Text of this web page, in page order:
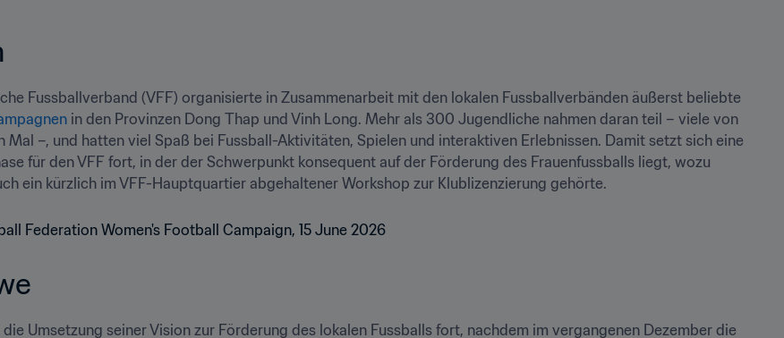
in den Provinzen Dong Thap und Vinh Long. Mehr als 300 Jugendliche nahmen daran teil – viele von
Mal –, und hatten viel Spaß bei Fussball-Aktivitäten, Spielen und interaktiven Erlebnissen. Damit setzt sich eine
für den VFF fort, in der der Schwerpunkt konsequent auf der Förderung des Frauenfussballs liegt, wozu
ein kürzlich im VFF-Hauptquartier abgehaltener Workshop zur Klublizenzierung gehörte.